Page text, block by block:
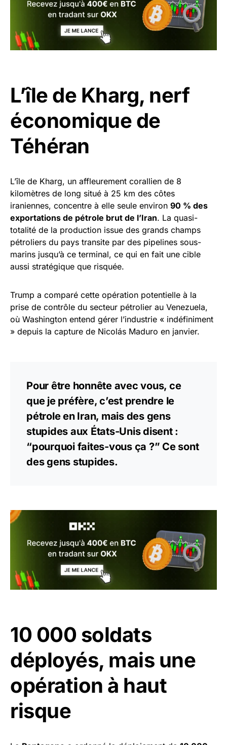
L’île de Kharg, nerf
économique de
Téhéran
L’île de Kharg, un affleurement corallien de 8
kilomètres de long situé à 25 km des côtes
iraniennes, concentre à elle seule environ 90 % des
exportations de pétrole brut de l’Iran. La quasi-
totalité de la production issue des grands champs
pétroliers du pays transite par des pipelines sous-
marins jusqu’à ce terminal, ce qui en fait une cible
aussi stratégique que risquée.
Trump a comparé cette opération potentielle à la
prise de contrôle du secteur pétrolier au Venezuela,
où Washington entend gérer l’industrie « indéfiniment
» depuis la capture de Nicolás Maduro en janvier.
Pour être honnête avec vous, ce
que je préfère, c’est prendre le
pétrole en Iran, mais des gens
stupides aux États-Unis disent :
“pourquoi faites-vous ça ?” Ce sont
des gens stupides.
10 000 soldats
déployés, mais une
opération à haut
risque